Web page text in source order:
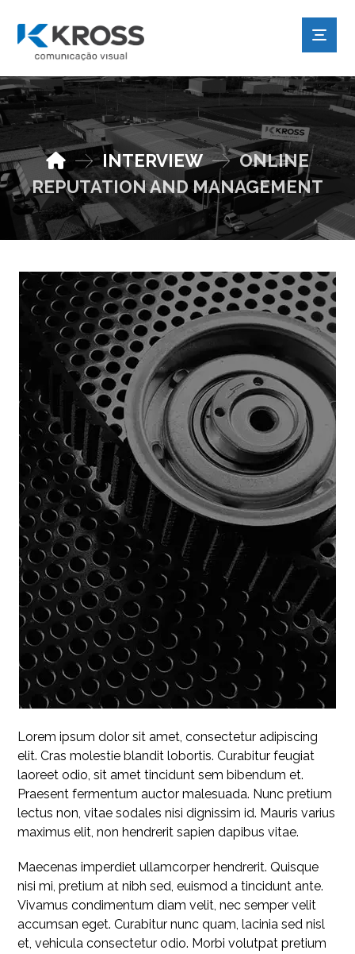
INTERVIEW
ONLINE
REPUTATION AND MANAGEMENT
Lorem ipsum dolor sit amet, consectetur adipiscing
elit. Cras molestie blandit lobortis. Curabitur feugiat
laoreet odio, sit amet tincidunt sem bibendum et.
Praesent fermentum auctor malesuada. Nunc pretium
lectus non, vitae sodales nisi dignissim id. Mauris varius
maximus elit, non hendrerit sapien dapibus vitae.
Maecenas imperdiet ullamcorper hendrerit. Quisque
nisi mi, pretium at nibh sed, euismod a tincidunt ante.
Vivamus condimentum diam velit, nec semper velit
accumsan eget. Curabitur nunc quam, lacinia sed nisl
et, vehicula consectetur odio. Morbi volutpat pretium